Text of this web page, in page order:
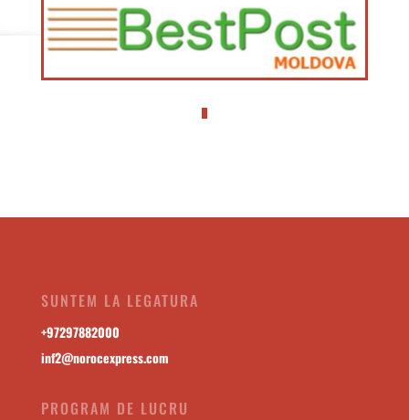
SUNTEM LA LEGATURA
+97297882000
inf2@norocexpress.com
PROGRAM DE LUCRU